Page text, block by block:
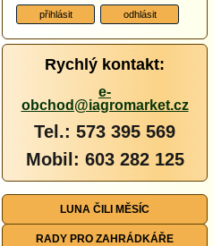
Rychlý kontakt:
e-
obchod@iagromarket.cz
Tel.: 573 395 569
Mobil: 603 282 125
LUNA ČILI MĚSÍC
RADY PRO ZAHRÁDKÁŘE